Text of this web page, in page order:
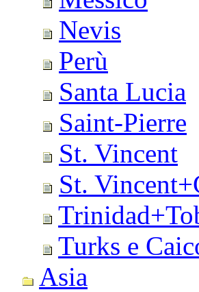
Nevis
Perù
Santa Lucia
Saint-Pierre
St. Vincent
St.
Turks e
Asia